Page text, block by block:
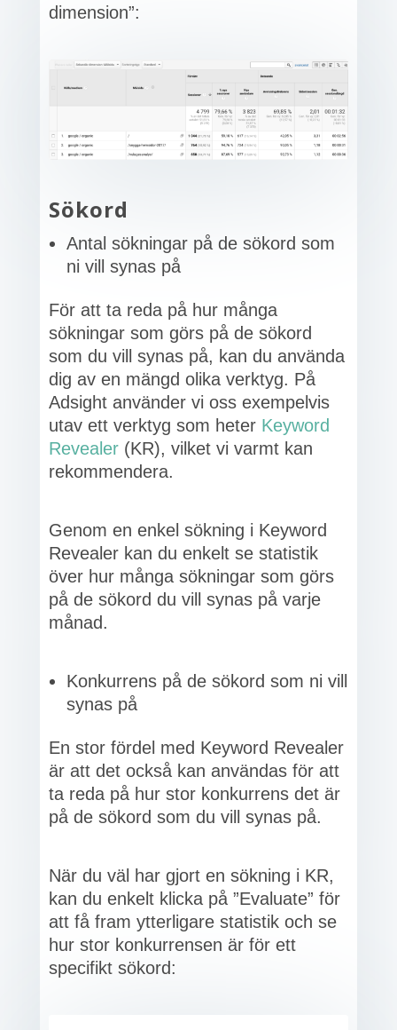
dimension”:
Sökord
Antal sökningar på de sökord som
ni vill synas på
För att ta reda på hur många
sökningar som görs på de sökord
som du vill synas på, kan du använda
dig av en mängd olika verktyg. På
Adsight använder vi oss exempelvis
utav ett verktyg som heter Keyword
Revealer(KR), vilket vi varmt kan
rekommendera.
Genom en enkel sökning i Keyword
Revealer kan du enkelt se statistik
över hur många sökningar som görs
på de sökord du vill synas på varje
månad.
Konkurrens på de sökord som ni vill
synas på
En stor fördel med Keyword Revealer
är att det också kan användas för att
ta reda på hur stor konkurrens det är
på de sökord som du vill synas på.
När du väl har gjort en sökning i KR,
kan du enkelt klicka på ”Evaluate” för
att få fram ytterligare statistik och se
hur stor konkurrensen är för ett
specifikt sökord: